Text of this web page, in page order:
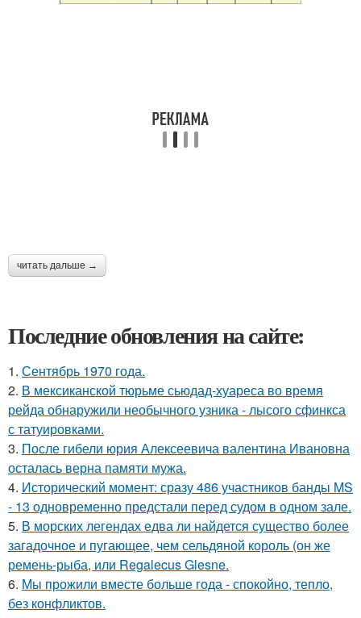
читать дальше →
Последние обновления на сайте:
1. Сентябрь 1970 года.
2. В мексиканской тюрьме сьюдад-хуареса во время
рейда обнаружили необычного узника - лысого сфинкса
с татуировками.
3. После гибели юрия Алексеевича валентина Ивановна
осталась верна памяти мужа.
4. Исторический момент: сразу 486 участников банды MS
- 13 одновременно предстали перед судом в одном зале.
5. В морских легендах едва ли найдется существо более
загадочное и пугающее, чем сельдяной король (он же
ремень-рыба, или Regalecus Glesne.
6. Мы прожили вместе больше года - спокойно, тепло,
без конфликтов.